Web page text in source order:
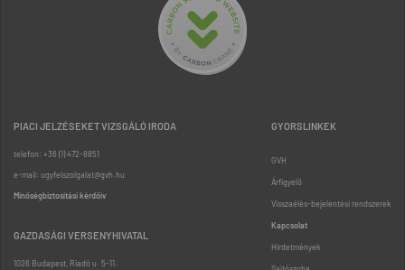
PIACI JELZÉSEKET VIZSGÁLÓ IRODA
telefon: +36 (1) 472-8851
e-mail: ugyfelszolgalat@gvh.hu
Minőségbiztosítási kérdőív
GAZDASÁGI VERSENYHIVATAL
1026 Budapest, Riadó u. 5-11.
GYORSLINKEK
GVH
Árfigyelő
Visszaélés-bejelentési rendszerek
Kapcsolat
Hirdetmények